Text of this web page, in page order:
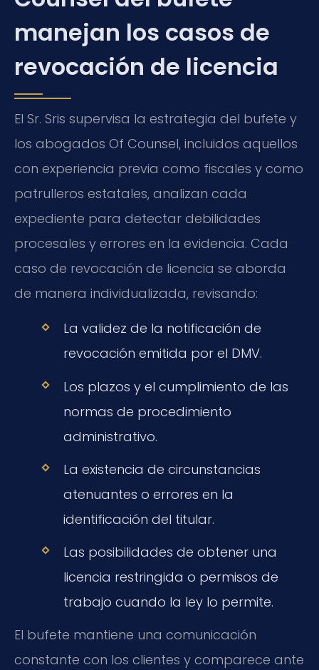
manejan los casos de
revocación de licencia
El Sr. Sris supervisa la estrategia del bufete y
los abogados Of Counsel, incluidos aquellos
con experiencia previa como fiscales y como
patrulleros estatales, analizan cada
expediente para detectar debilidades
procesales y errores en la evidencia. Cada
caso de revocación de licencia se aborda
de manera individualizada, revisando:
La validez de la notificación de
revocación emitida por el DMV.
Los plazos y el cumplimiento de las
normas de procedimiento
administrativo.
La existencia de circunstancias
atenuantes o errores en la
identificación del titular.
Las posibilidades de obtener una
licencia restringida o permisos de
trabajo cuando la ley lo permite.
El bufete mantiene una comunicación
constante con los clientes y comparece ante